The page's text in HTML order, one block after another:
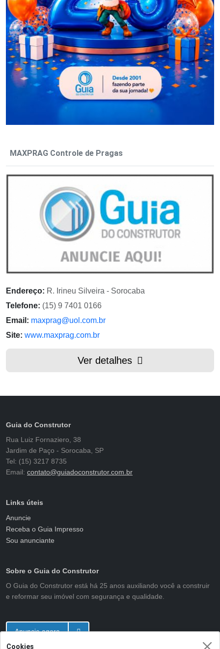
MAXPRAG Controle de Pragas
Endereço: R. Irineu Silveira - Sorocaba
Telefone: (15) 9 7401 0166
Email: maxprag@uol.com.br
Site: www.maxprag.com.br
Ver detalhes
Guia do Construtor
Rua Luiz Fornaziero, 38
Jardim de Paço - Sorocaba, SP
Tel: (15) 3217 8735
Email: contato@guiadoconstrutor.com.br
Links úteis
Anuncie
Receba o Guia Impresso
Sou anunciante
Sobre o Guia do Construtor
O Guia do Construtor está há 25 anos auxiliando você a construir
e reformar seu imóvel com segurança e qualidade.
Anuncie agora
Cookies